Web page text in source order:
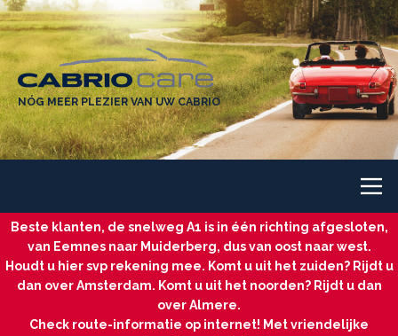
NÓG MEER PLEZIER VAN UW CABRIO
Beste klanten, de snelweg A1 is in één richting afgesloten,
van Eemnes naar Muiderberg, dus van oost naar west.
Houdt u hier svp rekening mee. Komt u uit het zuiden? Rijdt u
dan over Amsterdam. Komt u uit het noorden? Rijdt u dan
over Almere.
Check route-informatie op internet! Met vriendelijke